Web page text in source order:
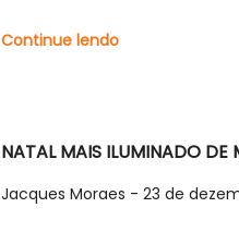
Continue lendo
NATAL MAIS ILUMINADO
Jacques Moraes - 23 de